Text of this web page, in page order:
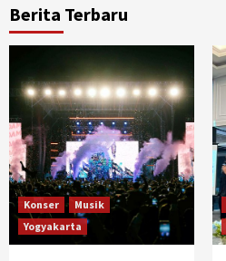
Berita Terbaru
Konser
Musik
Yogyakarta